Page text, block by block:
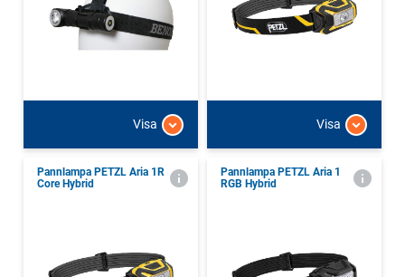
Visa Visa
Pannlampa PETZL Aria 1R
Core Hybrid
Pannlampa PETZL Aria 1
RGB Hybrid